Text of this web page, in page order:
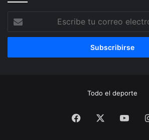
Escribe
tu
correo
Todo el deporte
Facebook